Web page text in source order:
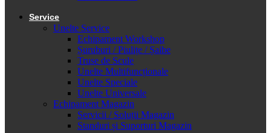
Service
Unelte Service
Echipament Workshop
Șuruburi / Piulițe / Șaibe
Truse de Scule
Unelte Multifuncționale
Unelte Speciale
Unelte Universale
Echipament Magazin
Servicii / Soluții Magazin
Standuri și Suporturi Magazin